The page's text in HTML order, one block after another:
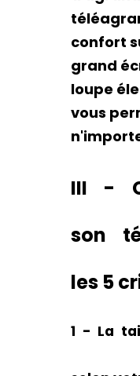
confort
grand
loupe
vous
III -
son
les 5
1 - La